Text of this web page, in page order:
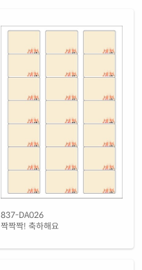
재질 설명
재질 설명
용
837-DA026
짝짝짝! 축하해요